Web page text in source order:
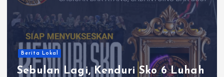
Berita Lokal
Sebulan Lagi, Kenduri Sko 6 Luhah